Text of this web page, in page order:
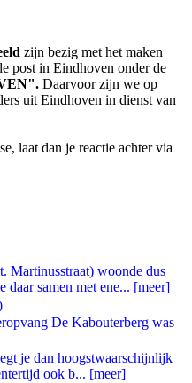
zijn bezig met het maken
post in Eindhoven onder de
Daarvoor zijn we op
uit Eindhoven in dienst van
laat dan je reactie achter via
Martinusstraat) woonde dus
samen met ene... [meer]
De Kabouterberg was
je dan hoogstwaarschijnlijk
ook b... [meer]